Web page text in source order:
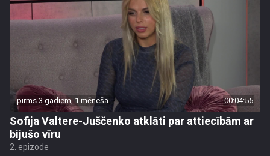
pirms 3 gadiem, 1 mēneša 00:04:55
Sofija Valtere-Juščenko atklāti par attiecībām ar
bijušo vīru
2. epizode